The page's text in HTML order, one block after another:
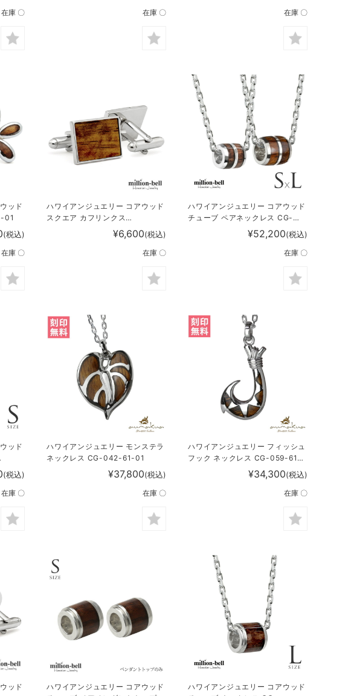
在庫 〇
在庫 〇
在庫 〇
ッド
01
(税込)
在庫 〇
ハワイアンジュエリー コアウッド
スクエア カフリンクス
¥6,600(税込)
在庫 〇
ハワイアンジュエリー コアウッド
チューブ ペアネックレス CG-
SWP1005-SWP1006P
¥52,200(税込)
在庫 〇
ッド
(税込)
在庫 〇
ハワイアンジュエリー モンステラ
ネックレス CG-042-61-01
¥37,800(税込)
在庫 〇
ハワイアンジュエリー フィッシュ
フック ネックレス CG-059-61-
¥34,300(税込)
在庫 〇
ッド
ハワイアンジュエリー コアウッド
ハワイアンジュエリー コアウッド